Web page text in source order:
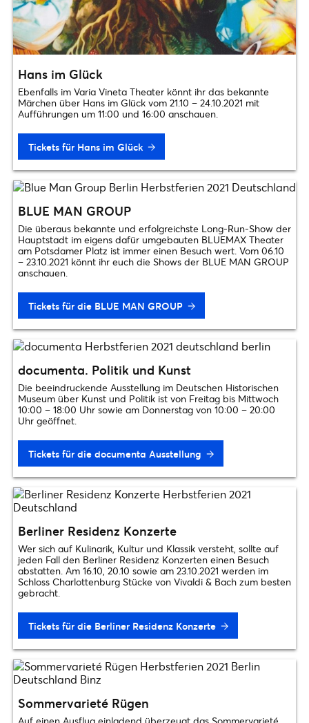
Hans im Glück
Ebenfalls im Varia Vineta Theater könnt ihr das bekannte
Märchen über Hans im Glück vom 21.10 – 24.10.2021 mit
Aufführungen um 11:00 und 16:00 anschauen.
Tickets für Hans im Glück
BLUE MAN GROUP
Die überaus bekannte und erfolgreichste Long-Run-Show der
Hauptstadt im eigens dafür umgebauten BLUEMAX Theater
am Potsdamer Platz ist immer einen Besuch wert. Vom 06.10
– 23.10.2021 könnt ihr euch die Shows der BLUE MAN GROUP
anschauen.
Tickets für die BLUE MAN GROUP
documenta. Politik und Kunst
Die beeindruckende Ausstellung im Deutschen Historischen
Museum über Kunst und Politik ist von Freitag bis Mittwoch
10:00 – 18:00 Uhr sowie am Donnerstag von 10:00 – 20:00
Uhr geöffnet.
Tickets für die documenta Ausstellung
Berliner Residenz Konzerte
Wer sich auf Kulinarik, Kultur und Klassik versteht, sollte auf
jeden Fall den Berliner Residenz Konzerten einen Besuch
abstatten. Am 16.10, 20.10 sowie am 23.10.2021 werden im
Schloss Charlottenburg Stücke von Vivaldi & Bach zum besten
gebracht.
Tickets für die Berliner Residenz Konzerte
Sommervarieté Rügen
Auf einen Ausflug einladend überzeugt das Sommervarieté